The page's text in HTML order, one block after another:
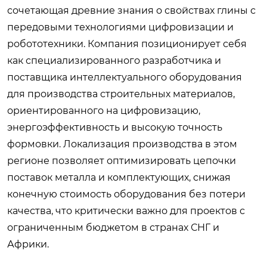
сочетающая древние знания о свойствах глины с
передовыми технологиями цифровизации и
робототехники. Компания позиционирует себя
как специализированного разработчика и
поставщика интеллектуального оборудования
для производства строительных материалов,
ориентированного на цифровизацию,
энергоэффективность и высокую точность
формовки. Локализация производства в этом
регионе позволяет оптимизировать цепочки
поставок металла и комплектующих, снижая
конечную стоимость оборудования без потери
качества, что критически важно для проектов с
ограниченным бюджетом в странах СНГ и
Африки.